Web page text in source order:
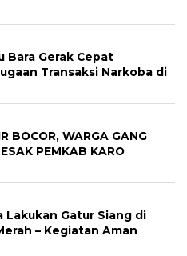
Bara Gerak Cepat
Transaksi Narkoba di
BOCOR, WARGA GANG
PEMKAB KARO
Lakukan Gatur Siang di
– Kegiatan Aman